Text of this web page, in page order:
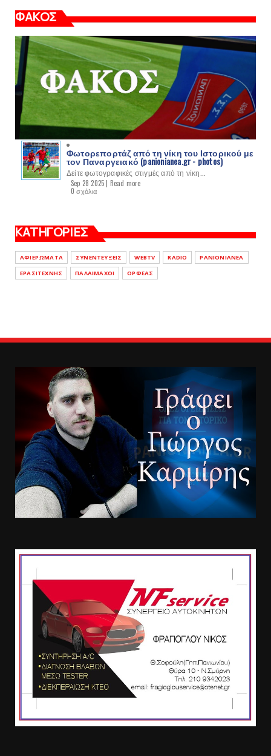
ΦΑΚΟΣ
Φωτορεπορτάζ από τη νίκη του Ιστορικού με
τον Παναργειακό (panionianea.gr - photos)
Δείτε φωτογραφικές στιγμές από τη νίκη...
Sep 28 2025 | Read more
0 σχόλια
ΚΑΤΗΓΟΡΙΕΣ
ΑΦΙΕΡΩΜΑΤΑ ΣΥΝΕΝΤΕΥΞΕΙΣ WEBTV RADIO
PANIONIANEA
ΕΡΑΣΙΤΕΧΝΗΣ
ΠΑΛΑΙΜΑΧΟΙ ΟΡΦΕΑΣ